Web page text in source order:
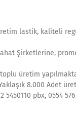
lastik, kaliteli
Şirketlerine,
üretim
8.000 Adet
pbx, 0554